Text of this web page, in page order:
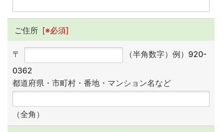
ご住所 [※必須]
〒
（半角数字）例）920-
0362
都道府県・市町村・番地・マンション名など
（全角）